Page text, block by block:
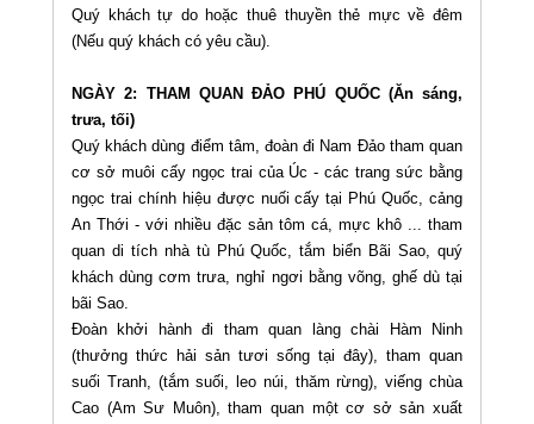
Quý khách tự do hoặc thuê thuyền thẻ mực về đêm
(Nếu quý khách có yêu cầu).
NGÀY 2: THAM QUAN ĐẢO PHÚ QUỐC (Ăn sáng,
trưa, tối)
Quý khách dùng điểm tâm, đoàn đi Nam Đảo tham quan
cơ sở muôi cấy ngọc trai của Úc - các trang sức bằng
ngọc trai chính hiệu được nuối cấy tại Phú Quốc, cảng
An Thới - với nhiều đặc sản tôm cá, mực khô ... tham
quan di tích nhà tù Phú Quốc, tắm biển Bãi Sao, quý
khách dùng cơm trưa, nghỉ ngơi bằng võng, ghế dù tại
bãi Sao.
Đoàn khởi hành đi tham quan làng chài Hàm Ninh
(thưởng thức hải sản tươi sống tại đây), tham quan
suối Tranh, (tắm suối, leo núi, thăm rừng), viếng chùa
Cao (Am Sư Muôn), tham quan một cơ sở sản xuất